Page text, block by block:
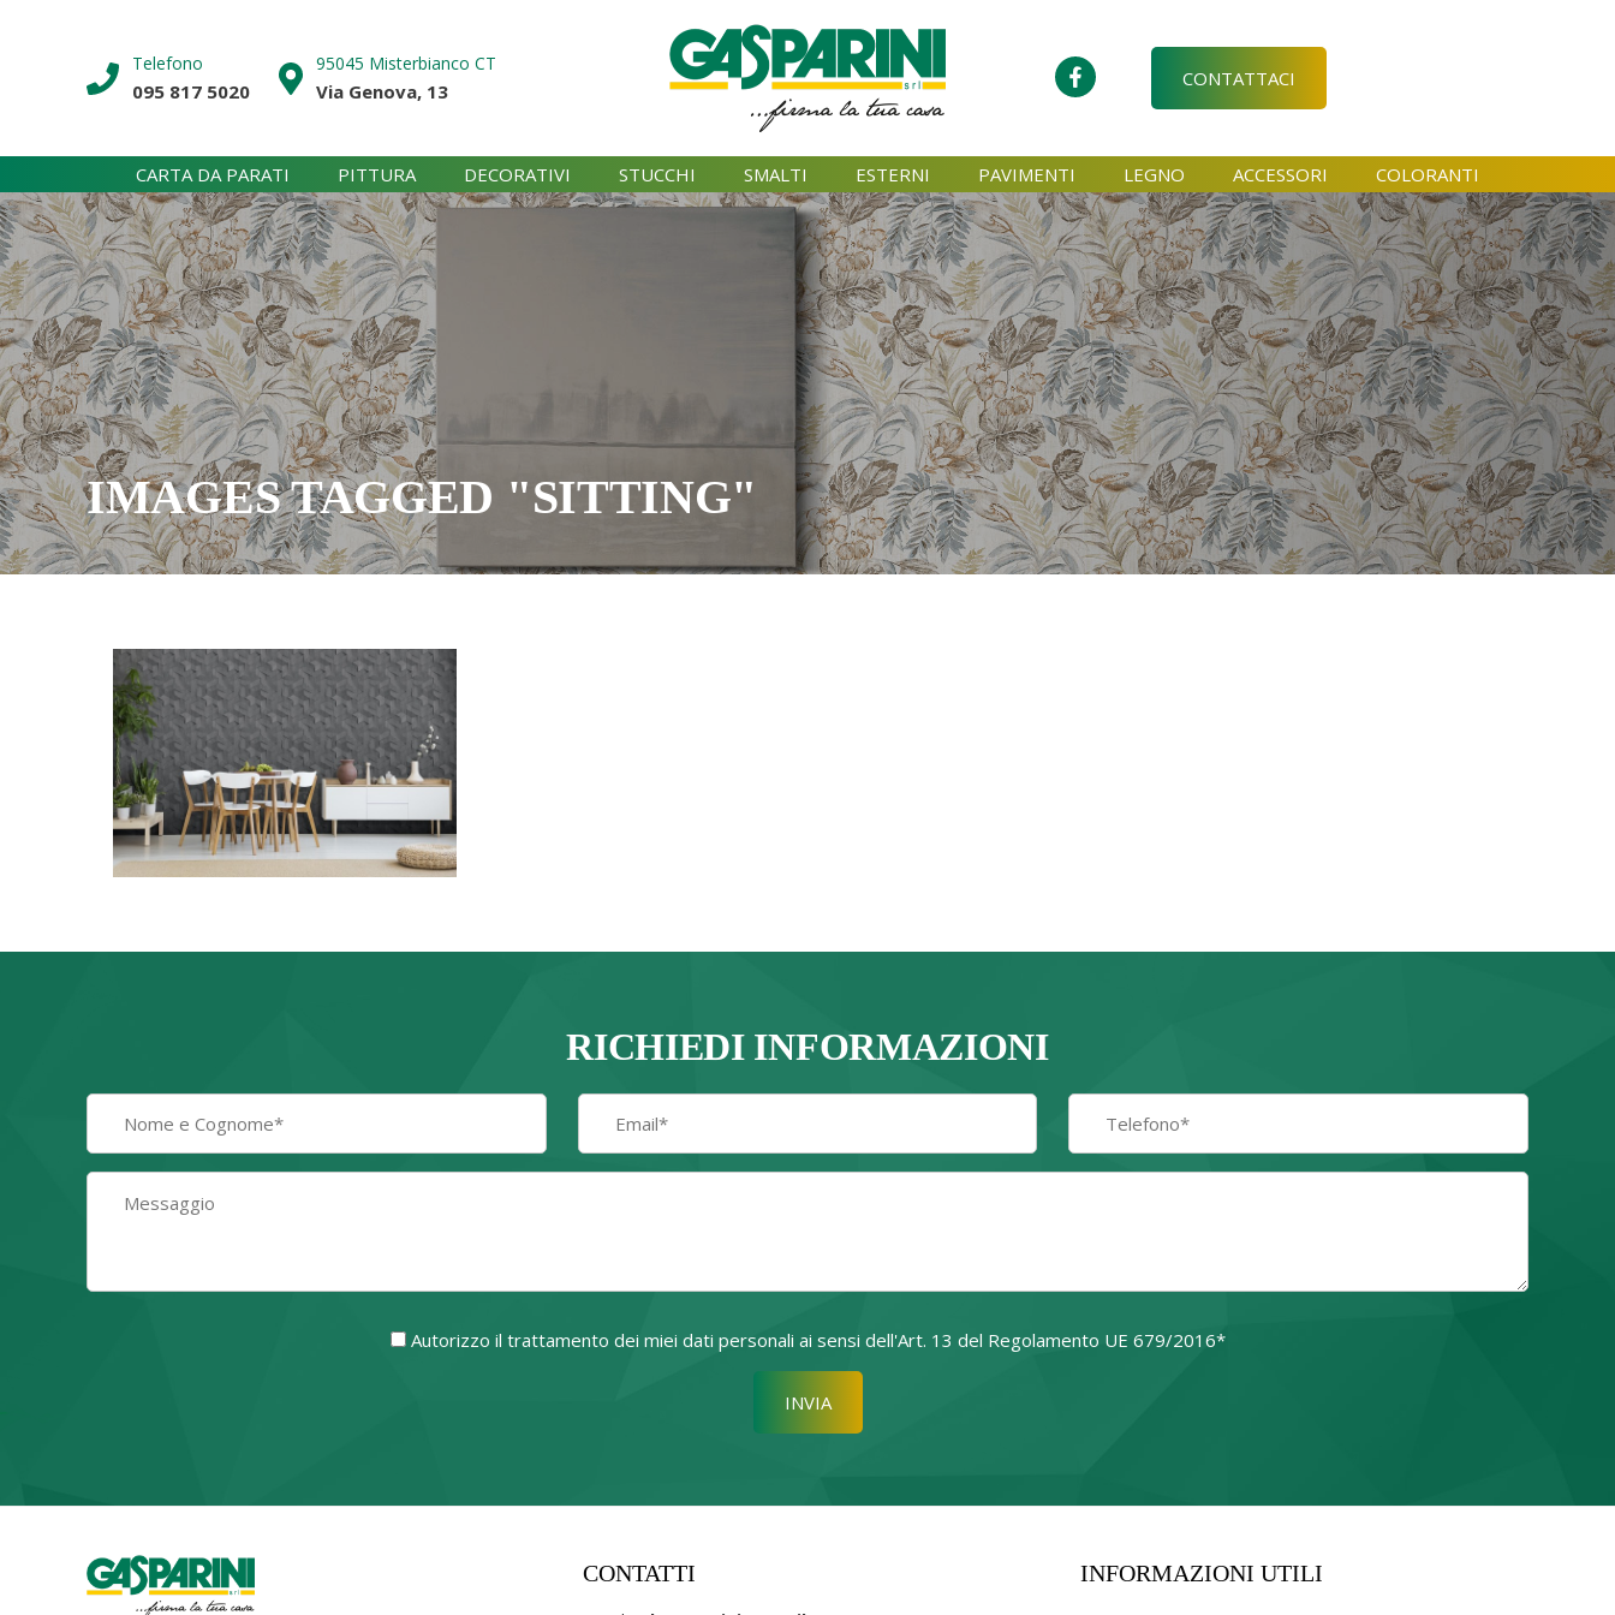
Telefono
095 817 5020
95045 Misterbianco CT
Via Genova, 13
CONTATTACI
CARTA DA PARATI PITTURA DECORATIVI STUCCHI SMALTI ESTERNI PAVIMENTI LEGNO ACCESSORI COLORANTI
IMAGES TAGGED "SITTING"
RICHIEDI INFORMAZIONI
Autorizzo il trattamento dei miei dati personali ai sensi dell'Art. 13 del Regolamento UE 679/2016*
Si prega di lasciare vuoto questo campo.
CONTATTI INFORMAZIONI UTILI